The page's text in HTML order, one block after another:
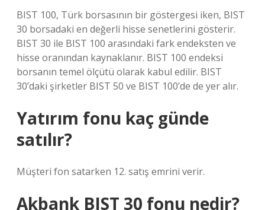
BIST 100, Türk borsasının bir göstergesi iken, BIST
30 borsadaki en değerli hisse senetlerini gösterir.
BIST 30 ile BIST 100 arasındaki fark endeksten ve
hisse oranından kaynaklanır. BIST 100 endeksi
borsanın temel ölçütü olarak kabul edilir. BIST
30’daki şirketler BIST 50 ve BIST 100’de de yer alır.
Yatırım fonu kaç günde
satılır?
Müşteri fon satarken 12. satış emrini verir.
Akbank BIST 30 fonu nedir?